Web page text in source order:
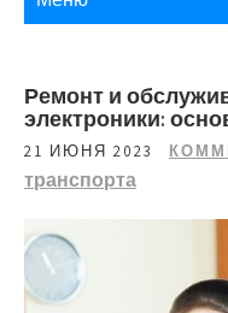
Ремонт и
электроники:
21 ИЮНЯ 2023
транспорта